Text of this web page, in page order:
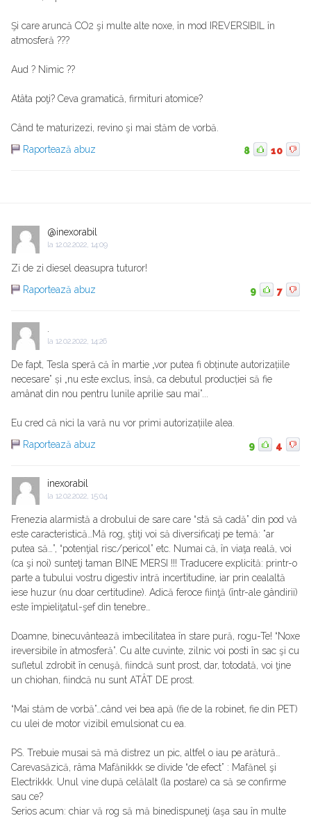
Şi care aruncă CO2 şi multe alte noxe, în mod IREVERSIBIL în
atmosferă ???
Aud ? Nimic ??
Atâta poţi? Ceva gramatică, firmituri atomice?
Când te maturizezi, revino şi mai stăm de vorbă.
Raportează abuz
8 10
@inexorabil
la 12.02.2022, 14:09
Zi de zi diesel deasupra tuturor!
Raportează abuz
9 7
.
la 12.02.2022, 14:26
De fapt, Tesla speră că în martie „vor putea fi obținute autorizațiile
necesare” și „nu este exclus, însă, ca debutul producției să fie
amânat din nou pentru lunile aprilie sau mai”...
Eu cred că nici la vară nu vor primi autorizațiile alea.
Raportează abuz
9 4
inexorabil
la 12.02.2022, 15:04
Frenezia alarmistă a drobului de sare care “stă să cadă” din pod vă
este caracteristică…Mă rog, ştiţi voi să diversificaţi pe temă: ”ar
putea să…”, “potenţial risc/pericol” etc. Numai că, în viaţa reală, voi
(ca şi noi) sunteţi taman BINE MERSI !!! Traducere explicită: printr-o
parte a tubului vostru digestiv intră incertitudine, iar prin cealaltă
iese huzur (nu doar certitudine). Adică feroce fiinţă (într-ale gândirii)
este împieliţatul-şef din tenebre…
Doamne, binecuvântează imbecilitatea în stare pură, rogu-Te! “Noxe
ireversibile în atmosferă”. Cu alte cuvinte, zilnic voi posti în sac şi cu
sufletul zdrobit în cenuşă, fiindcă sunt prost, dar, totodată, voi ţine
un chiohan, fiindcă nu sunt ATÂT DE prost.
“Mai stăm de vorbă”…când vei bea apă (fie de la robinet, fie din PET)
cu ulei de motor vizibil emulsionat cu ea.
PS. Trebuie musai să mă distrez un pic, altfel o iau pe arătură…
Carevasăzică, râma Mafănikkk se divide “de efect” : Mafănel şi
Electrikkk. Unul vine după celălalt (la postare) ca să se confirme
sau ce?
Serios acum: chiar vă rog să mă binedispuneţi (aşa sau în multe